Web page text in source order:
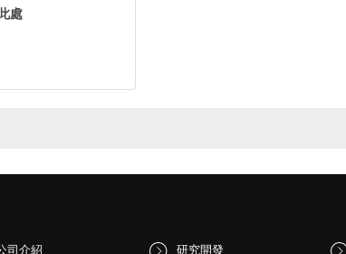
處
司介紹 研究開發